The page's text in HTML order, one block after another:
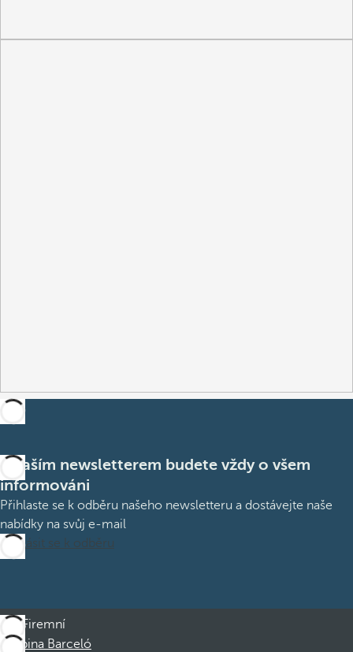
S naším newsletterem budete vždy o všem
informováni
Přihlaste se k odběru našeho newsletteru a dostávejte naše
nabídky na svůj e-mail
Přihlásit se k odběru
Firemní
Skupina Barceló